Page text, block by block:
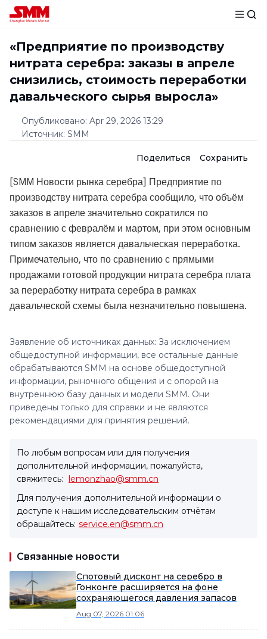
«Предприятие по производству
нитрата серебра: заказы в апреле
снизились, стоимость переработки
давальческого сырья выросла»
Опубликовано: Apr 29, 2026 13:29
Источник: SMM
Поделиться Сохранить
[SMM Новости рынка серебра] Предприятие по
производству нитрата серебра сообщило, что объём
заказов в апреле значительно сократился по
сравнению с февралём и мартом, при этом основным
типом заказов является давальческая переработка.
Примечательно, что по сравнению с прямыми
продажами готовой продукции нитрата серебра плата
за переработку нитрата серебра в рамках
давальческой схемы была незначительно повышена.
Заявление об источниках данных: За исключением
общедоступной информации, все остальные данные
обрабатываются SMM на основе общедоступной
информации, рыночного общения и с опорой на
внутреннюю базу данных и модели SMM. Они
приведены только для справки и не являются
рекомендациями для принятия решений.
По любым вопросам или для получения
дополнительной информации, пожалуйста,
свяжитесь: lemonzhao@smm.cn
Для получения дополнительной информации о
доступе к нашим исследовательским отчётам
обращайтесь: service.en@smm.cn
Связанные новости
Спотовый дисконт на серебро в
Гонконге расширяется на фоне
сохраняющегося давления запасов
Aug 07, 2026 01:06